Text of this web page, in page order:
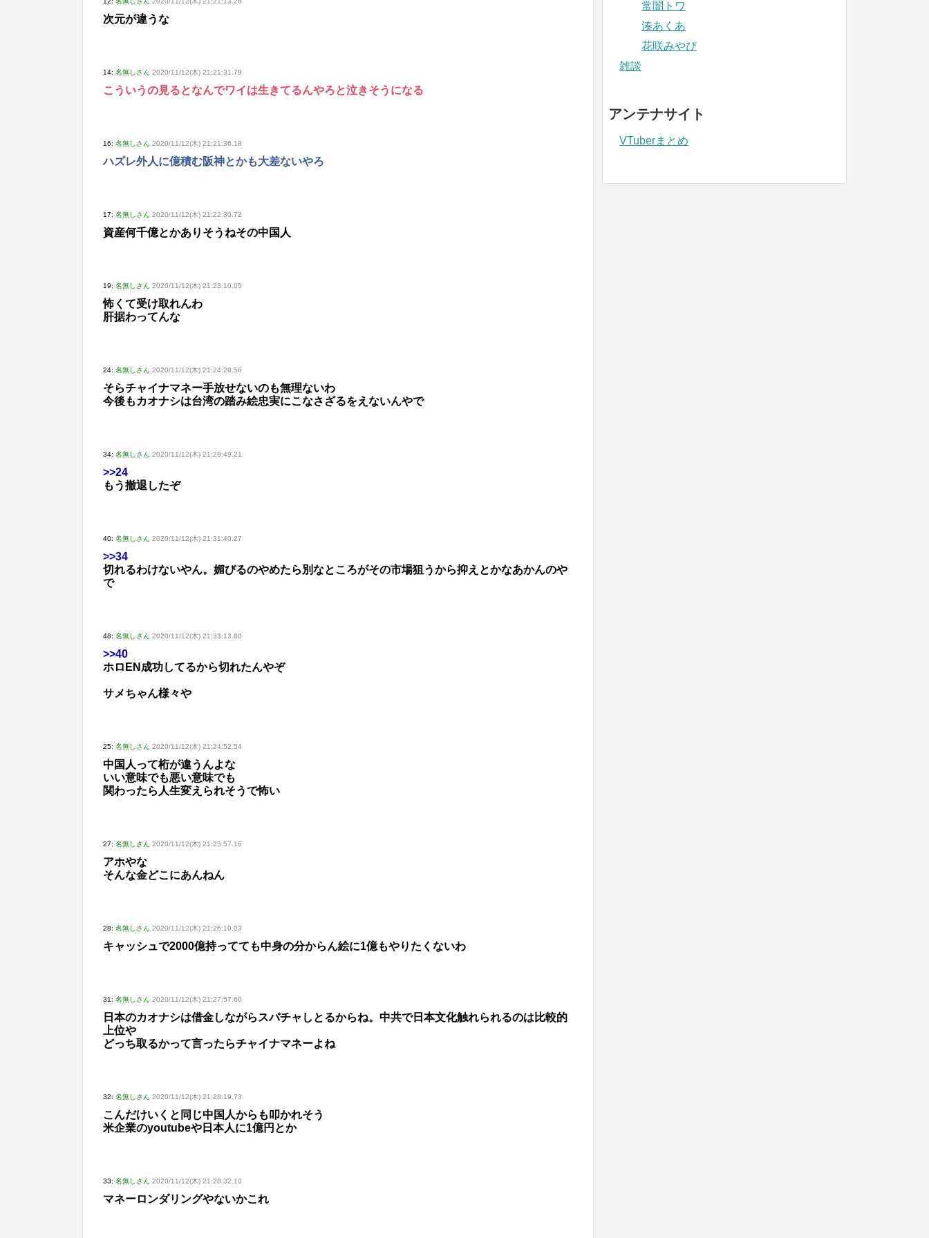
次元が違うな
14: 名無しさん 2020/11/12(木) 21:21:31.79
こういうの見るとなんでワイは生きてるんやろと泣きそうになる
16: 名無しさん 2020/11/12(木) 21:21:36.18
ハズレ外人に億積む阪神とかも大差ないやろ
17: 名無しさん 2020/11/12(木) 21:22:30.72
資産何千億とかありそうねその中国人
19: 名無しさん 2020/11/12(木) 21:23:10.05
怖くて受け取れんわ
肝据わってんな
24: 名無しさん 2020/11/12(木) 21:24:28.56
そらチャイナマネー手放せないのも無理ないわ
今後もカオナシは台湾の踏み絵忠実にこなさざるをえないんやで
34: 名無しさん 2020/11/12(木) 21:28:49.21
>>24
もう撤退したぞ
40: 名無しさん 2020/11/12(木) 21:31:40.27
>>34
切れるわけないやん。媚びるのやめたら別なところがその市場狙うから抑えとかなあかんのや
で
48: 名無しさん 2020/11/12(木) 21:33:13.80
>>40
ホロEN成功してるから切れたんやぞ
サメちゃん様々や
25: 名無しさん 2020/11/12(木) 21:24:52.54
中国人って桁が違うんよな
いい意味でも悪い意味でも
関わったら人生変えられそうで怖い
27: 名無しさん 2020/11/12(木) 21:25:57.16
アホやな
そんな金どこにあんねん
28: 名無しさん 2020/11/12(木) 21:26:10.03
キャッシュで2000億持ってても中身の分からん絵に1億もやりたくないわ
31: 名無しさん 2020/11/12(木) 21:27:57.60
日本のカオナシは借金しながらスパチャしとるからね。中共で日本文化触れられるのは比較的
上位や
どっち取るかって言ったらチャイナマネーよね
32: 名無しさん 2020/11/12(木) 21:28:19.73
こんだけいくと同じ中国人からも叩かれそう
米企業のyoutubeや日本人に1億円とか
33: 名無しさん 2020/11/12(木) 21:28:32.10
マネーロンダリングやないかこれ
常闇トワ
湊あくあ
花咲みやび
雑談
アンテナサイト
VTuberまとめ